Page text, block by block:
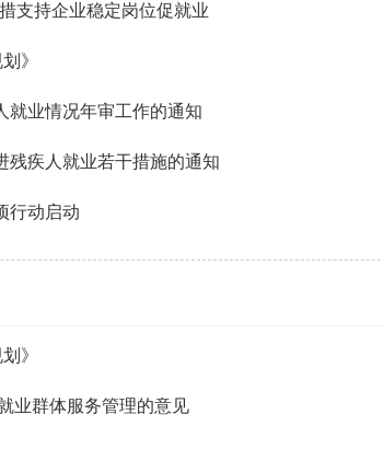
支持企业稳定岗位促就业
》
就业情况年审工作的通知
残疾人就业若干措施的通知
行动启动
》
业群体服务管理的意见